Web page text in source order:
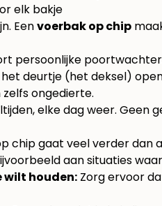
elk bakje
Eenvoerbak op chip
persoonlijke
deurtje (het deksel)
ongedierte.
elke dag weer.
chip gaat veel verder dan
aan situaties
wilt houden: Zorg ervoor